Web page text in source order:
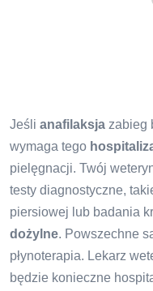
Jeśli anafilaksja zabieg
wymaga tego
pielęgnacji. Twój
testy diagnostyczne,
piersiowej lub badania
dożylne. Powszechne
płynoterapia. Lekarz
będzie konieczne